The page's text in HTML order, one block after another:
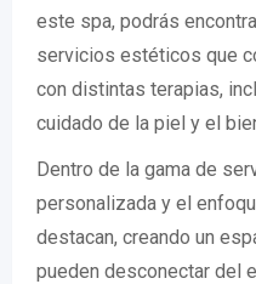
este spa, podrás
servicios estéticos que
con distintas terapias,
cuidado de la piel y el
Dentro de la gama de
personalizada y el
destacan, creando un
pueden desconectar del